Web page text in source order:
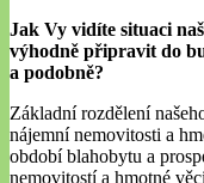
Jak Vy vidíte situaci
výhodně připravit do
a podobně?
Základní rozdělení
nájemní nemovitosti a
období blahobytu a
nemovitostí a hmotné